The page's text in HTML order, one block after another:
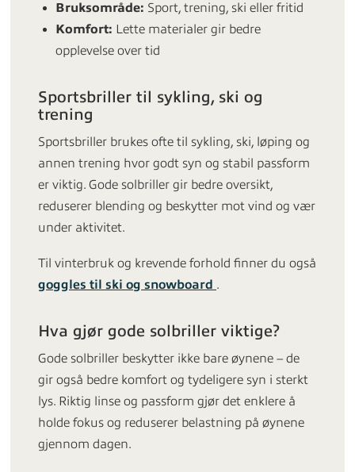
Bruksområde: Sport, trening, ski eller fritid
Komfort: Lette materialer gir bedre
opplevelse over tid
Sportsbriller til sykling, ski og
trening
Sportsbriller brukes ofte til sykling, ski, løping og
annen trening hvor godt syn og stabil passform
er viktig. Gode solbriller gir bedre oversikt,
reduserer blending og beskytter mot vind og vær
under aktivitet.
Til vinterbruk og krevende forhold finner du også
goggles til ski og snowboard .
Hva gjør gode solbriller viktige?
Gode solbriller beskytter ikke bare øynene – de
gir også bedre komfort og tydeligere syn i sterkt
lys. Riktig linse og passform gjør det enklere å
holde fokus og reduserer belastning på øynene
gjennom dagen.